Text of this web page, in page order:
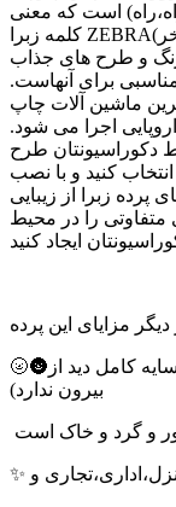
است که معنی
کلمه زبرا ZEBRA(گورخر) را تداعی می کند.کسانی که بدنبال ایجاد
رنگ و طرح های جذاب
برای آنهاست.
ماشین آلات چاپ
اجرا می شود.
دکوراسیونتان طرح
کنید و با نصب
پرده زبرا از زیبایی
متفاوتی را در محیط
🌝🌚حالت سایه/ روشن و سایه کامل (در حالت سایه کامل دید از
بیرون ندارد)